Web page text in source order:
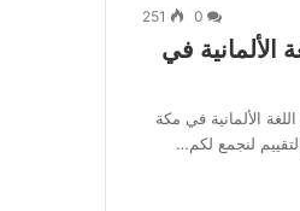
251
الألمانية في
الألمانية في مكة
لنجمع لكم…